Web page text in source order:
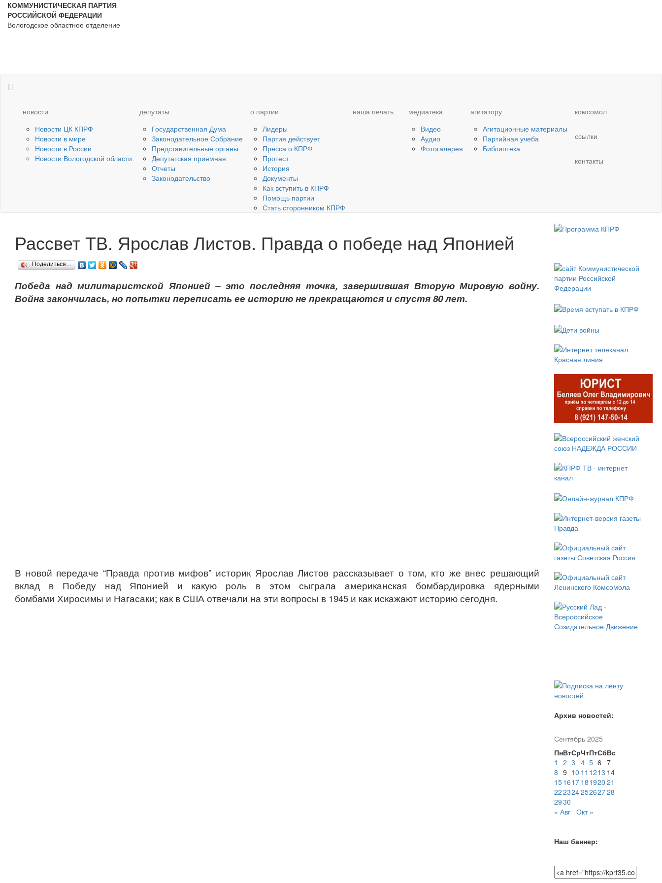
КОММУНИСТИЧЕСКАЯ ПАРТИЯ
РОССИЙСКОЙ ФЕДЕРАЦИИ
Вологодское областное отделение
новости
Новости ЦК КПРФ
Новости в мире
Новости в России
Новости Вологодской области
депутаты
Государственная Дума
Законодательное Собрание
Представительные органы
Депутатская приемная
Отчеты
Законодательство
о партии
Лидеры
Партия действует
Пресса о КПРФ
Протест
История
Документы
Как вступить в КПРФ
Помощь партии
Стать сторонником КПРФ
наша печать
медиатека
Видео
Аудио
Фотогалерея
агитатору
Агитационные материалы
Партийная учеба
Библиотека
комсомол
ссылки
контакты
Рассвет ТВ. Ярослав Листов. Правда о победе над Японией
Поделиться…
Победа над милитаристской Японией – это последняя точка, завершившая Вторую Мировую войну.
Война закончилась, но попытки переписать ее историю не прекращаются и спустя 80 лет.
В новой передаче “Правда против мифов” историк Ярослав Листов рассказывает о том, кто же внес решающий
вклад в Победу над Японией и какую роль в этом сыграла американская бомбардировка ядерными
бомбами Хиросимы и Нагасаки; как в США отвечали на эти вопросы в 1945 и как искажают историю сегодня.
Архив новостей:
Сентябрь 2025
ПнВтСрЧтПтСбВс
1
2 3 4 5 6 7
8 9 10 11 1213 14
151617 181920 21
22232425262728
2930
« Авг Окт »
Наш баннер: